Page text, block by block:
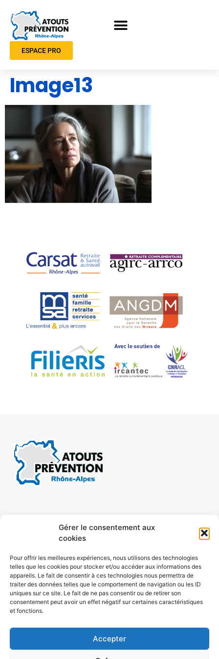
Gérer le consentement aux
cookies
Pour offrir les meilleures expériences, nous utilisons des technologies
telles que les cookies pour stocker et/ou accéder aux informations des
appareils. Le fait de consentir à ces technologies nous permettra de
traiter des données telles que le comportement de navigation ou les ID
uniques sur ce site. Le fait de ne pas consentir ou de retirer son
consentement peut avoir un effet négatif sur certaines caractéristiques
et fonctions.
Accepter
ESPACE PRO
Image13
CONTACT MENTIONS LÉGALES
ACCESSIBILITÉ
POLITIQUE DE COOKIES (UE)